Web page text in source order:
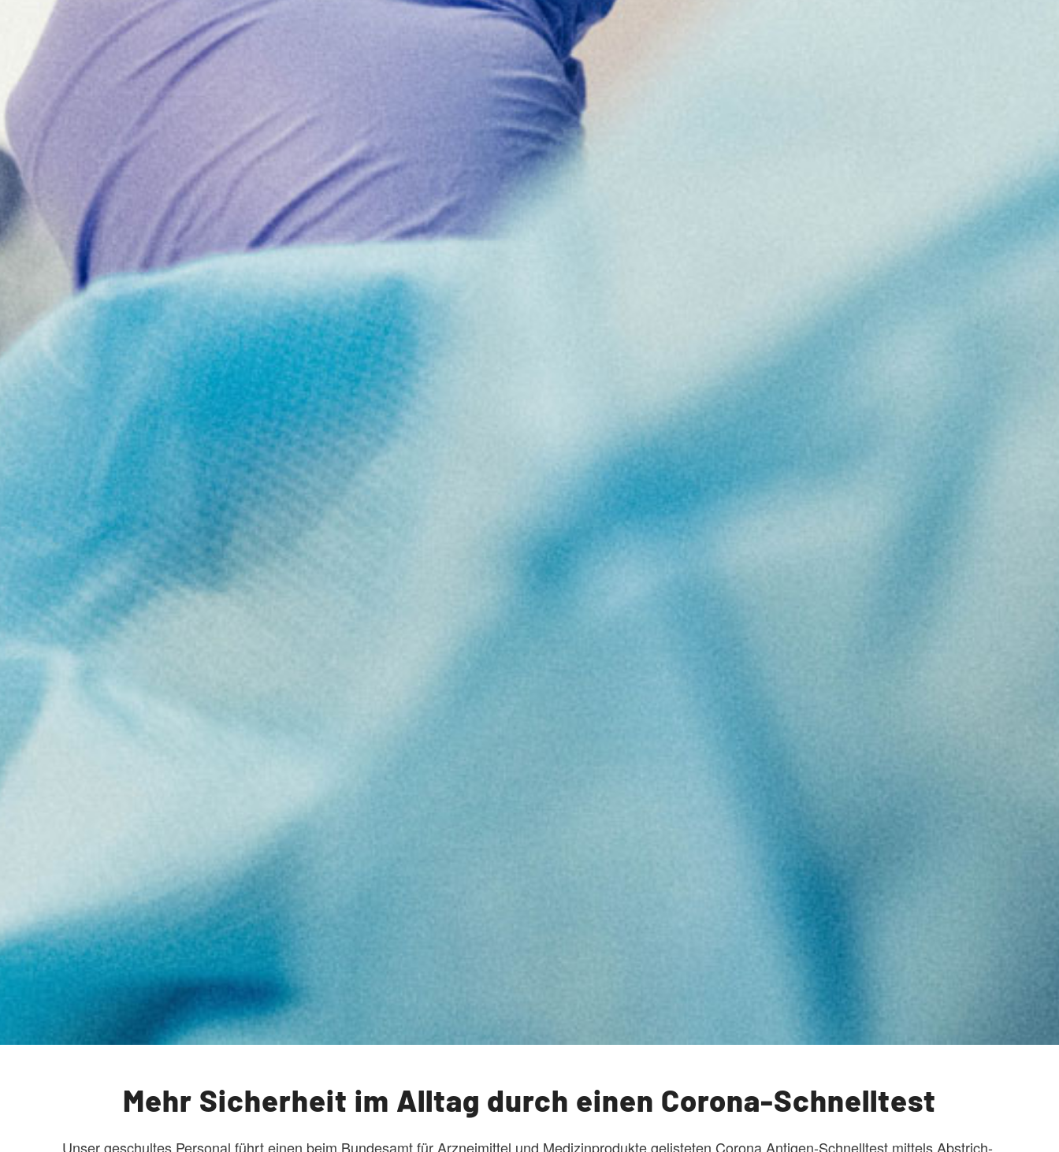
Mehr Sicherheit im Alltag durch einen Corona-Schnelltest
Unser geschultes Personal führt einen beim Bundesamt für Arzneimittel und Medizinprodukte gelisteten Corona Antigen-Schnelltest mittels Abstrich-,